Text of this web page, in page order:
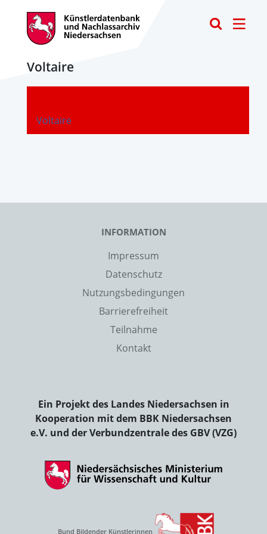
Voltaire
Voltaire
-
INFORMATION
Impressum
Datenschutz
Nutzungsbedingungen
Barrierefreiheit
Teilnahme
Kontakt
Ein Projekt des Landes Niedersachsen in
Kooperation mit dem BBK Niedersachsen
e.V. und der Verbundzentrale des GBV (VZG)
Bund Bildender Künstlerinnen